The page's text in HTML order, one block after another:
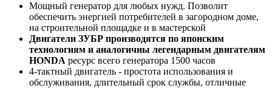
Мощный генератор для любых нужд. Позволит
обеспечить энергией потребителей в загородном доме,
на строительной площадке и в мастерской
Двигатели ЗУБР производятся по японским
технологиям и аналогичны легендарным двигателям
HONDA ресурс всего генератора 1500 часов
4-тактный двигатель - простота использования и
обслуживания, длительный срок службы, отличные